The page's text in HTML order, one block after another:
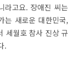
라고요. 장애진 씨는
는 새로운 대한민국,
세월호 참사 진상 규
.